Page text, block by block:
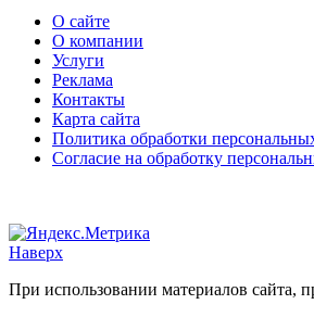
О сайте
О компании
Услуги
Реклама
Контакты
Карта сайта
Политика обработки
Согласие на обработку
Наверх
При использовании материалов сайта,